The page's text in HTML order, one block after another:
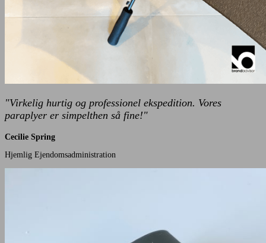
"Virkelig hurtig og professionel ekspedition. Vores
paraplyer er simpelthen så fine!"
Cecilie Spring
Hjemlig Ejendomsadministration